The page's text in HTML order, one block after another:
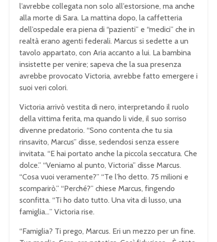
l’avrebbe collegata non solo all’estorsione, ma anche
alla morte di Sara. La mattina dopo, la caffetteria
dell’ospedale era piena di “pazienti” e “medici” che in
realtà erano agenti federali. Marcus si sedette a un
tavolo appartato, con Aria accanto a lui. La bambina
insistette per venire; sapeva che la sua presenza
avrebbe provocato Victoria, avrebbe fatto emergere i
suoi veri colori.
Victoria arrivò vestita di nero, interpretando il ruolo
della vittima ferita, ma quando li vide, il suo sorriso
divenne predatorio. “Sono contenta che tu sia
rinsavito, Marcus” disse, sedendosi senza essere
invitata. “E hai portato anche la piccola seccatura. Che
dolce.” “Veniamo al punto, Victoria” disse Marcus.
“Cosa vuoi veramente?” “Te l’ho detto. 75 milioni e
scomparirò.” “Perché?” chiese Marcus, fingendo
sconfitta. “Ti ho dato tutto. Una vita di lusso, una
famiglia…” Victoria rise.
“Famiglia? Ti prego, Marcus. Eri un mezzo per un fine.